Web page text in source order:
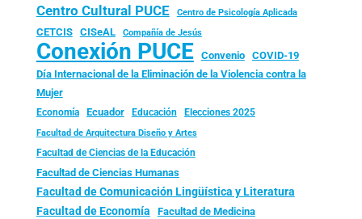
Centro Cultural PUCE Centro de Psicología Aplicada
CETCIS CISeAL Compañía de Jesús
Conexión PUCE Convenio
COVID-19
Día Internacional de la Eliminación de la Violencia contra la
Mujer
Economía Ecuador Educación Elecciones 2025
Facultad de Arquitectura Diseño y Artes
Facultad de Ciencias de la Educación
Facultad de Ciencias Humanas
Facultad de Comunicación Lingüística y Literatura
Facultad de Economía Facultad de Medicina